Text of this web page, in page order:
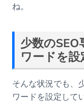
ね。
少数の
ワードを
そんな状況でも、
ワードを設定して